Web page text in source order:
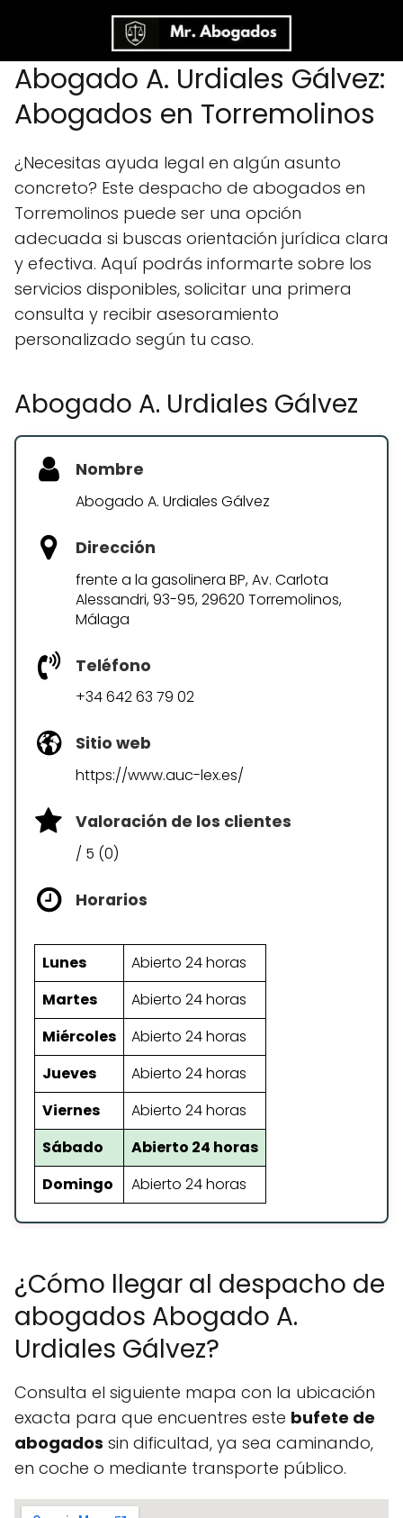
Abogado A. Urdiales Gálvez:
Abogados en Torremolinos
¿Necesitas ayuda legal en algún asunto
concreto? Este despacho de abogados en
Torremolinos puede ser una opción
adecuada si buscas orientación jurídica clara
y efectiva. Aquí podrás informarte sobre los
servicios disponibles, solicitar una primera
consulta y recibir asesoramiento
personalizado según tu caso.
Abogado A. Urdiales Gálvez
Nombre
Abogado A. Urdiales Gálvez
Dirección
frente a la gasolinera BP, Av. Carlota
Alessandri, 93-95, 29620 Torremolinos,
Málaga
Teléfono
+34 642 63 79 02
Sitio web
https://www.auc-lex.es/
Valoración de los clientes
/ 5 (0)
Horarios
Lunes
Abierto 24 horas
Martes
Abierto 24 horas
Miércoles
Abierto 24 horas
Jueves
Abierto 24 horas
Viernes
Abierto 24 horas
Sábado
Abierto 24 horas
Domingo
Abierto 24 horas
¿Cómo llegar al despacho de
abogados Abogado A.
Urdiales Gálvez?
Consulta el siguiente mapa con la ubicación
exacta para que encuentres este bufete de
abogados sin dificultad, ya sea caminando,
en coche o mediante transporte público.